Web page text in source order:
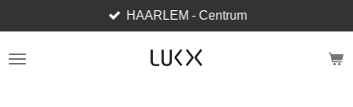
to
main
HAARLEM - Centrum